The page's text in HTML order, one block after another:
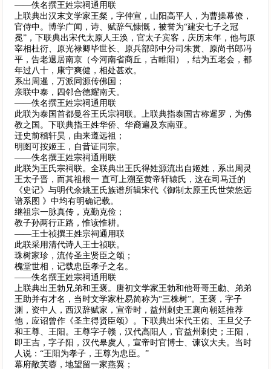
——佚名撰王姓宗祠通用联
上联典出汉末文学家王粲，字仲宣，山阳高平人，为曹操幕僚，
官侍中。博学广闻，诗、赋辞气慷慨，被誉为“建安七子之冠
冕”，下联典出宋代太原人王涣，官太子宾客，庆历末年，他与原
宰相杜衍、原光禄卿毕世长、原兵部郎中分司朱贯、原尚书郎冯
平，告老退居南京（今河南省商丘，古睢阳），结为五老会，都
年过八十，康宁爽健，相处甚欢。
系出周暹，万派同源传佛国；
亲联中泰，四邻合德耀南天。
——佚名撰王姓宗祠通用联
此联为泰国首都曼谷王氏宗祠联。上联典指泰国古称暹罗，为佛
教之国。下联典指王姓华侨、华裔遍及东南亚。
迁史前稽轩昊，由来遵远祖；
明图可按姬王，自昔证同宗。
——佚名撰王姓宗祠通用联
此联为王氏宗祠联。全联典出王氏得姓源流出自姬姓，系出周灵
王太子晋，而其祖根一 直可上溯至黄帝轩辕氏，这在司马迁的
《史记》与明代余姚王氏族谱所辑宋代《御制太原王氏世荣悠远
谱系图 》中均有明确记载。
继祖宗一脉真传，克勤克俭；
教子孙两行正路，惟读惟耕。
——王士祯撰王姓宗祠通用联
此联采用清代诗人王士祯联。
珠树家珍，流传圣主贤臣之颂；
槐堂世相，记载忠臣孝子之名。
——佚名撰王姓宗祠通用联
上联典出王勃兄弟和王褒。唐初文学家王勃和他哥哥王勮、弟弟
王助并有才名，当时文学家杜易简称为“三株树”。王褒，字子
渊，资中人，西汉辞赋家，宣帝时，益州刺史王襄向朝廷推荐
他，应诏曾作《圣主得贤臣颂》。下联典出宋代王佑、王旦父子
和王尊、王阳。王尊字子赣，汉代高阳人，官益州刺史；王阳，
即王吉，字子阳，汉代皋虞人，宣帝时官博士、谏议大夫。当时
人说：“王阳为孝子，王尊为忠臣。”
幕府敞芙蓉，地望留一家燕翼；